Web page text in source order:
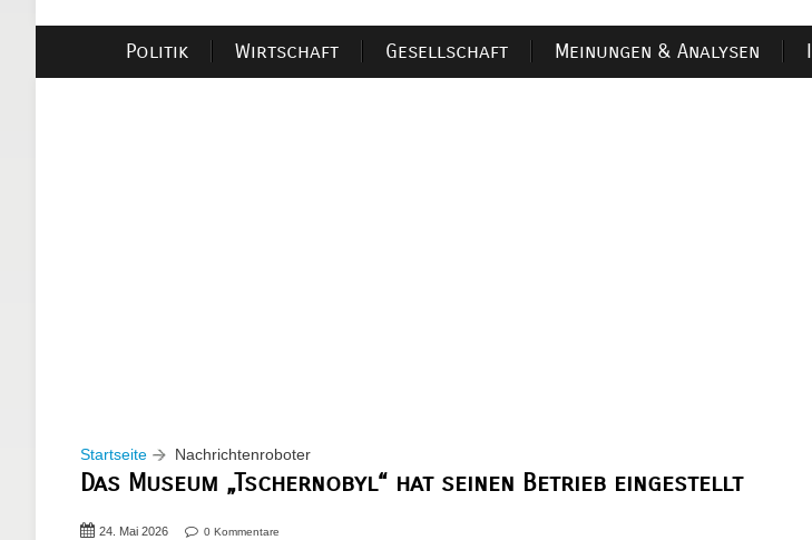
Politik Wirtschaft Gesellschaft Meinungen & Analysen
Startseite Nachrichtenroboter
Das Museum „Tschernobyl“ hat seinen Betrieb eingestellt
24. Mai 2026 0 Kommentare